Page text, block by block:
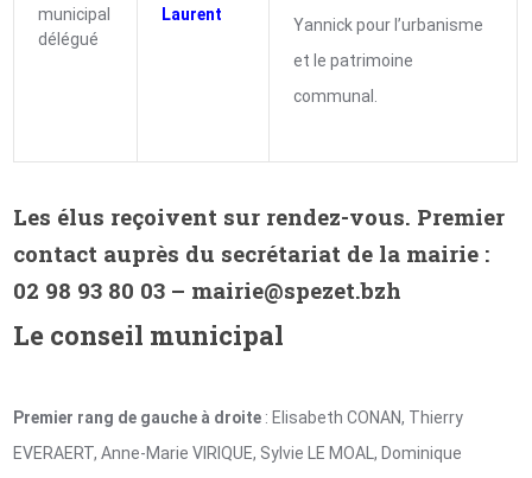
municipal
délégué
Laurent
Yannick pour l’urbanisme
et le patrimoine
communal.
Les élus reçoivent sur rendez-vous. Premier
contact auprès du secrétariat de la mairie :
02 98 93 80 03 – mairie@spezet.bzh
Le conseil municipal
Premier rang de gauche à droite : Elisabeth CONAN, Thierry
EVERAERT, Anne-Marie VIRIQUE, Sylvie LE MOAL, Dominique